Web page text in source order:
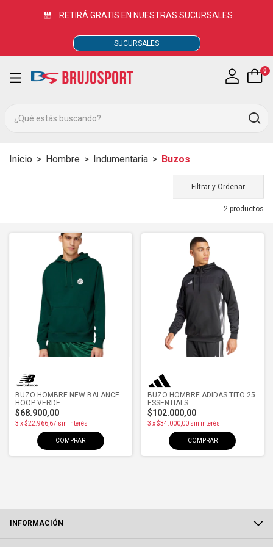
RETIRÁ GRATIS EN NUESTRAS SUCURSALES
SUCURSALES
0
Inicio > Hombre > Indumentaria > Buzos
Filtrar y Ordenar
2 productos
BUZO HOMBRE NEW BALANCE
HOOP VERDE
$68.900,00
3 x$22.966,67 sin interés
COMPRAR
BUZO HOMBRE ADIDAS TITO 25
ESSENTIALS
$102.000,00
3 x$34.000,00 sin interés
COMPRAR
INFORMACIÓN